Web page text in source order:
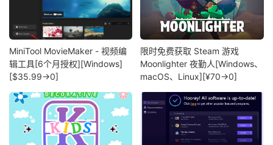
MiniTool MovieMaker - 视频编
辑工具[6个月授权][Windows]
[$35.99→0]
限时免费获取 Steam 游戏
Moonlighter 夜勤人[Windows、
macOS、Linux][¥70→0]